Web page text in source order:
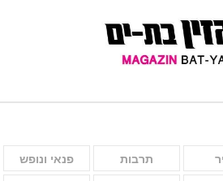
תרבות פנאי ונופש